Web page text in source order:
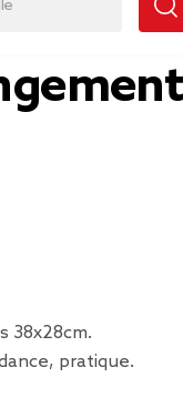
38x28cm.
pratique.